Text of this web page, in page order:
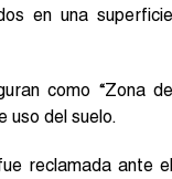
en una superficie
como “Zona de
uso del suelo.
reclamada ante el